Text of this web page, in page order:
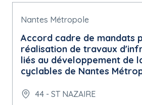
Nantes Métropole
Accord cadre de mandats
réalisation de travaux
liés au développement de
cyclables de Nantes
44 - ST NAZAIRE